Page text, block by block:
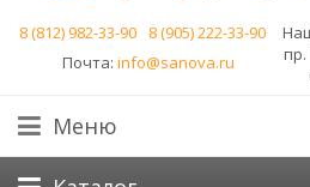
8 (812) 982-33-90
8 (905) 222-33-90
Почта: info@sanova.ru
пр.
Меню